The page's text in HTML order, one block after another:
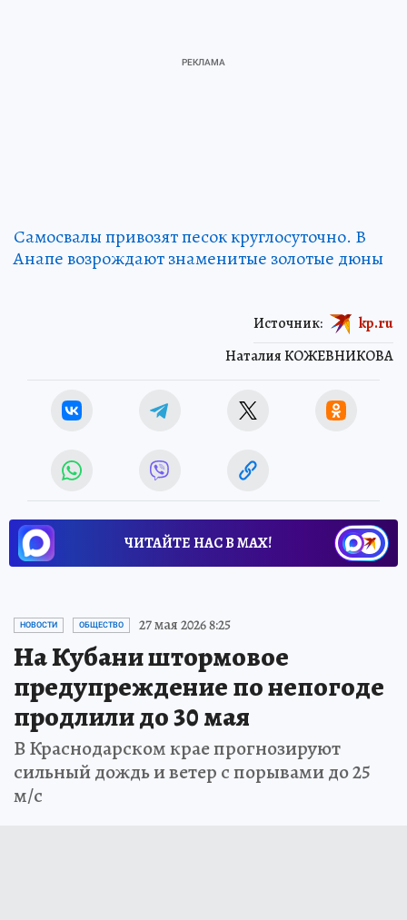
Самосвалы привозят песок круглосуточно. В
Анапе возрождают знаменитые золотые дюны
Наталия КОЖЕВНИКОВА
Источник: kp.ru
ЧИТАЙТЕ НАС В МАХ!
НОВОСТИ ОБЩЕСТВО 27 мая 2026 8:25
На Кубани штормовое
предупреждение по непогоде
продлили до 30 мая
В Краснодарском крае прогнозируют
сильный дождь и ветер с порывами до 25
м/с